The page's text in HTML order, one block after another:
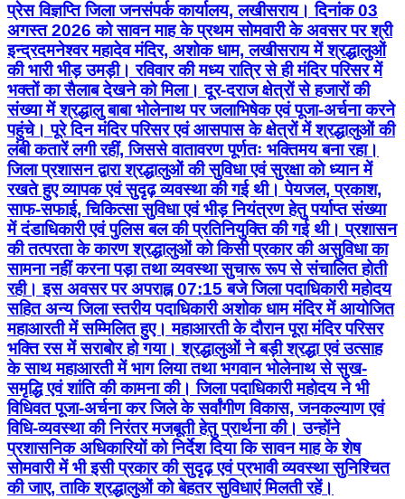
प्रेस विज्ञप्ति जिला जनसंपर्क कार्यालय, लखीसराय। दिनांक 03
अगस्त 2026 को सावन माह के प्रथम सोमवारी के अवसर पर श्री
इन्द्रदमनेश्वर महादेव मंदिर, अशोक धाम, लखीसराय में श्रद्धालुओं
की भारी भीड़ उमड़ी। रविवार की मध्य रात्रि से ही मंदिर परिसर में
भक्तों का सैलाब देखने को मिला। दूर-दराज क्षेत्रों से हजारों की
संख्या में श्रद्धालु बाबा भोलेनाथ पर जलाभिषेक एवं पूजा-अर्चना करने
पहुंचे। पूरे दिन मंदिर परिसर एवं आसपास के क्षेत्रों में श्रद्धालुओं की
लंबी कतारें लगी रहीं, जिससे वातावरण पूर्णतः भक्तिमय बना रहा।
जिला प्रशासन द्वारा श्रद्धालुओं की सुविधा एवं सुरक्षा को ध्यान में
रखते हुए व्यापक एवं सुदृढ़ व्यवस्था की गई थी। पेयजल, प्रकाश,
साफ-सफाई, चिकित्सा सुविधा एवं भीड़ नियंत्रण हेतु पर्याप्त संख्या
में दंडाधिकारी एवं पुलिस बल की प्रतिनियुक्ति की गई थी। प्रशासन
की तत्परता के कारण श्रद्धालुओं को किसी प्रकार की असुविधा का
सामना नहीं करना पड़ा तथा व्यवस्था सुचारू रूप से संचालित होती
रही। इस अवसर पर अपराह्न 07:15 बजे जिला पदाधिकारी महोदय
सहित अन्य जिला स्तरीय पदाधिकारी अशोक धाम मंदिर में आयोजित
महाआरती में सम्मिलित हुए। महाआरती के दौरान पूरा मंदिर परिसर
भक्ति रस में सराबोर हो गया। श्रद्धालुओं ने बड़ी श्रद्धा एवं उत्साह
के साथ महाआरती में भाग लिया तथा भगवान भोलेनाथ से सुख-
समृद्धि एवं शांति की कामना की। जिला पदाधिकारी महोदय ने भी
विधिवत पूजा-अर्चना कर जिले के सर्वांगीण विकास, जनकल्याण एवं
विधि-व्यवस्था की निरंतर मजबूती हेतु प्रार्थना की। उन्होंने
प्रशासनिक अधिकारियों को निर्देश दिया कि सावन माह के शेष
सोमवारी में भी इसी प्रकार की सुदृढ़ एवं प्रभावी व्यवस्था सुनिश्चित
की जाए, ताकि श्रद्धालुओं को बेहतर सुविधाएं मिलती रहें।